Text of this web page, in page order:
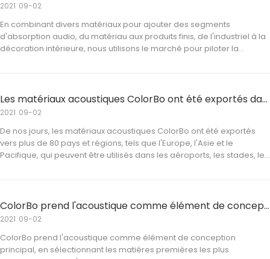
En combinant divers matériaux pour ajouter des segments
d'absorption audio, du matériau aux produits finis, de l'industriel à la
décoration intérieure, nous utilisons le marché pour piloter la
2021 09-02
Les matériaux acoustiques ColorBo ont été exportés dans plus de 80 pays et régions
De nos jours, les matériaux acoustiques ColorBo ont été exportés
vers plus de 80 pays et régions, tels que l'Europe, l'Asie et le
Pacifique, qui peuvent être utilisés dans les aéroports, les stades, les
2021 09-02
ColorBo prend l'acoustique comme élément de conception principal
ColorBo prend l'acoustique comme élément de conception
principal, en sélectionnant les matières premières les plus
2021 09-02